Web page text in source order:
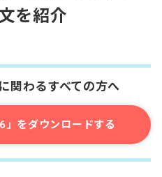
を紹介
関わるすべての方へ
」をダウンロードする